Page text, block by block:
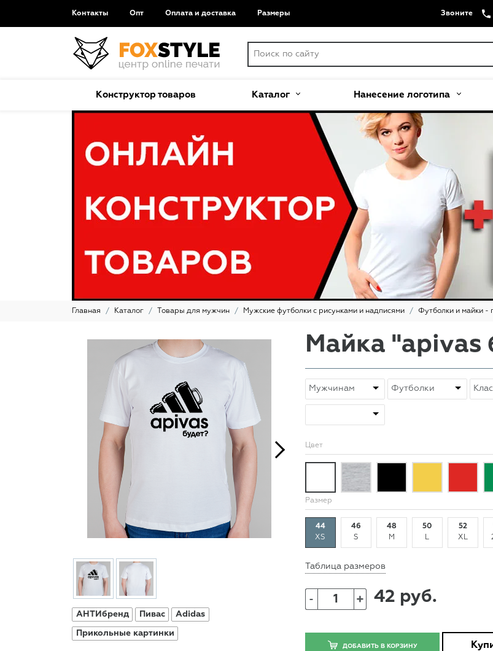
Контакты Опт Оплата и доставка Размеры Звоните
Конструктор товаров Каталог Нанесение логотипа
Главная Каталог Товары для мужчин Мужские футболки с рисунками и надписями Футболки и майки -
АНТИбренд Пивас Adidas
Прикольные картинки
Майка "apivas
Цвет
Размер
44
XS
46
S
48
M
50
L
52
XL
Таблица размеров
- + 42 руб.
ДОБАВИТЬ В КОРЗИНУ